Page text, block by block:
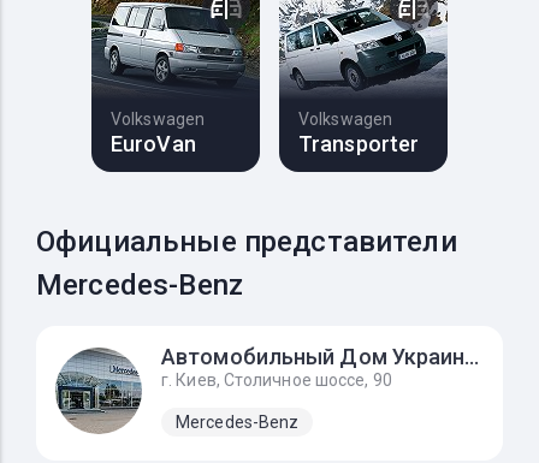
Volkswagen
EuroVan
Volkswagen
Transporter
Официальные представители
Mercedes-Benz
Автомобильный Дом Украина-Мерседес Бенц
г. Киев, Столичное шоссе, 90
Mercedes-Benz